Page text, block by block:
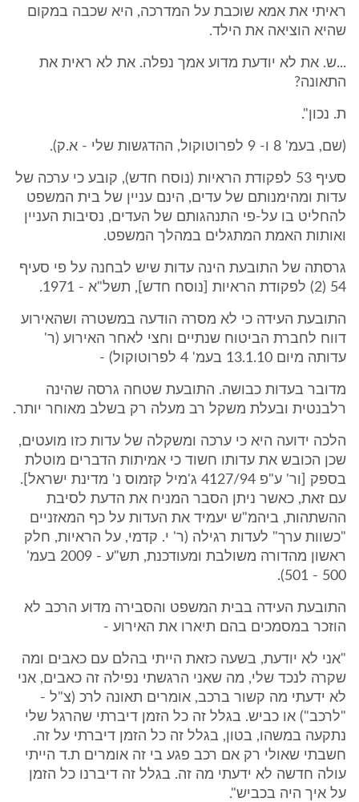
ראיתי את אמא שוכבת על המדרכה, היא שכבה במקום
שהיא הוציאה את הילד.
...ש. את לא יודעת מדוע אמך נפלה. את לא ראית את
התאונה?
ת. נכון".
(שם, בעמ' 8 ו- 9 לפרוטוקול, ההדגשות שלי - א.ק).
סעיף 53 לפקודת הראיות (נוסח חדש), קובע כי ערכה של
עדות ומהימנותם של עדים, הינם עניין של בית המשפט
להחליט בו על-פי התנהגותם של העדים, נסיבות העניין
ואותות האמת המתגלים במהלך המשפט.
גרסתה של התובעת הינה עדות שיש לבחנה על פי סעיף
54 (2) לפקודת הראיות [נוסח חדש], תשל"א - 1971.
התובעת העידה כי לא מסרה הודעה במשטרה ושהאירוע
דווח לחברת הביטוח שנתיים וחצי לאחר האירוע (ר'
עדותה מיום 13.1.10 בעמ' 4 לפרוטוקול) -
מדובר בעדות כבושה. התובעת שטחה גרסה שהינה
רלבנטית ובעלת משקל רב מעלה רק בשלב מאוחר יותר.
הלכה ידועה היא כי ערכה ומשקלה של עדות כזו מועטים,
שכן הכובש את עדותו חשוד כי אמיתות הדברים מוטלת
בספק [ור' ע"פ 4127/94 ג'מיל קזמוס נ' מדינת ישראל].
עם זאת, כאשר ניתן הסבר המניח את הדעת לסיבת
ההשתהות, ביהמ"ש יעמיד את העדות על כף המאזניים
"כשוות ערך" לעדות רגילה (ר' י. קדמי, על הראיות, חלק
ראשון מהדורה משולבת ומעודכנת, תש"ע - 2009 בעמ'
500 - 501).
התובעת העידה בבית המשפט והסבירה מדוע הרכב לא
הוזכר במסמכים בהם תיארו את האירוע -
"אני לא יודעת, בשעה כזאת הייתי בהלם עם כאבים ומה
שקרה לנכד שלי, מה שאני הרגשתי נפילה זה כאבים, אני
לא ידעתי מה קשור ברכב, אומרים תאונה לרכ (צ"ל -
"לרכב") או כביש. בגלל זה כל הזמן דיברתי שהרגל שלי
נתקעה במשהו, בטון, בגלל זה כל הזמן דיברתי על זה.
חשבתי שאולי רק אם רכב פגע בי זה אומרים ת.ד הייתי
עולה חדשה לא ידעתי מה זה. בגלל זה דיברנו כל הזמן
על איך היה בכביש".